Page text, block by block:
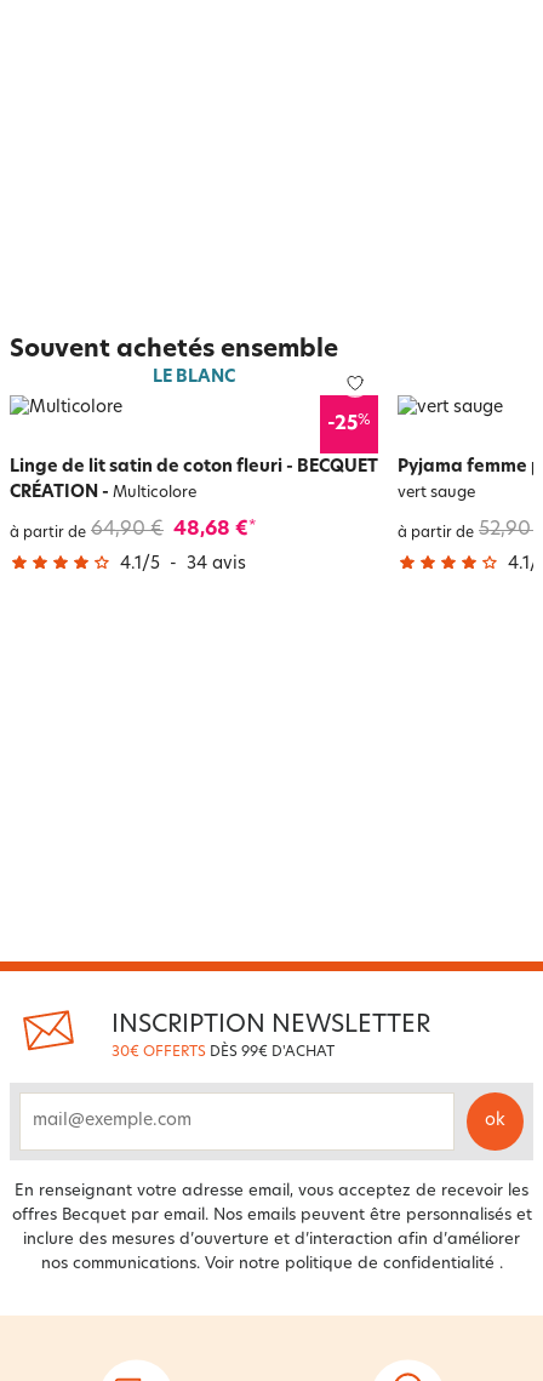
Souvent achetés ensemble
LE BLANC
-25%
Linge de lit satin de coton fleuri - BECQUET
CRÉATION - Multicolore
à partir de 64,90 € 48,68 €*
4.1 /5 - 34 avis
Pyjama femme
vert sauge
à partir de 52,90
4.1 /
INSCRIPTION NEWSLETTER
30€ OFFERTS DÈS 99€ D'ACHAT
ok
En renseignant votre adresse email, vous acceptez de recevoir les
offres Becquet par email. Nos emails peuvent être personnalisés et
inclure des mesures d’ouverture et d’interaction afin d’améliorer
nos communications. Voir notre politique de confidentialité .